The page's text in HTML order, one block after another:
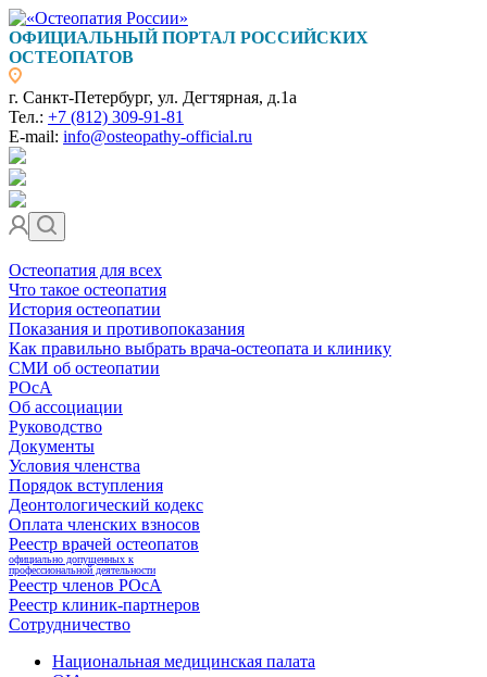
ОФИЦИАЛЬНЫЙ ПОРТАЛ РОССИЙСКИХ
ОСТЕОПАТОВ
г. Санкт-Петербург, ул. Дегтярная, д.1а
Тел.: +7 (812) 309-91-81
E-mail: info@osteopathy-official.ru
Остеопатия для всех
Что такое остеопатия
История остеопатии
Показания и противопоказания
Как правильно выбрать врача-остеопата и клинику
СМИ об остеопатии
РОсА
Об ассоциации
Руководство
Документы
Условия членства
Порядок вступления
Деонтологический кодекс
Оплата членских взносов
Реестр врачей остеопатов
официально допущенных к
профессиональной деятельности
Реестр членов РОсА
Реестр клиник-партнеров
Сотрудничество
Национальная медицинская палата